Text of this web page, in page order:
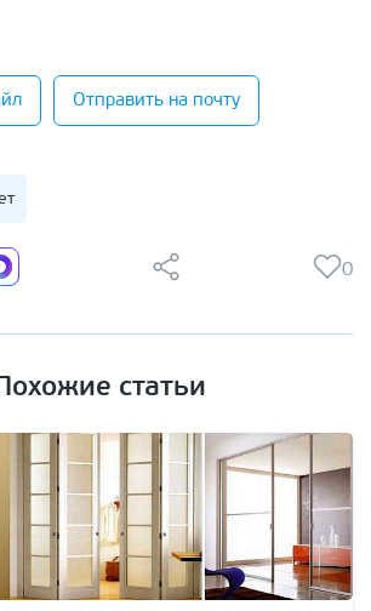
Отправить на почту
0
статьи